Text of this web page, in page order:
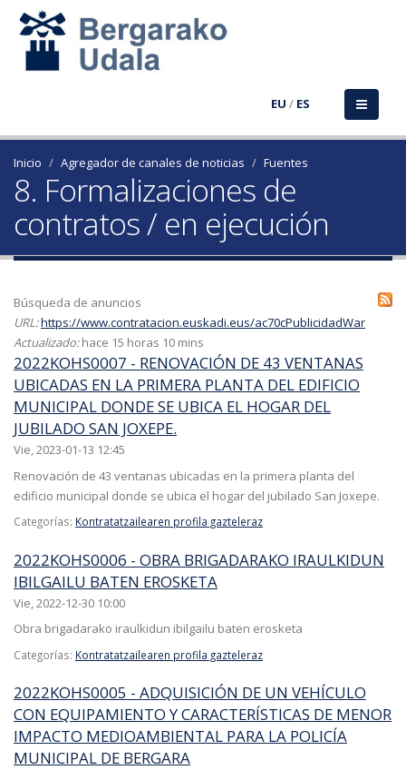
EU / ES
Inicio Agregador de canales de noticias Fuentes
8. Formalizaciones de
contratos / en ejecución
Búsqueda de anuncios
URL:https://www.contratacion.euskadi.eus/ac70cPublicidadWar
Actualizado:hace 15 horas 10 mins
2022KOHS0007 - RENOVACIÓN DE 43 VENTANAS
UBICADAS EN LA PRIMERA PLANTA DEL EDIFICIO
MUNICIPAL DONDE SE UBICA EL HOGAR DEL
JUBILADO SAN JOXEPE.
Vie, 2023-01-13 12:45
Renovación de 43 ventanas ubicadas en la primera planta del
edificio municipal donde se ubica el hogar del jubilado San Joxepe.
Categorías: Kontratatzailearen profila gazteleraz
2022KOHS0006 - OBRA BRIGADARAKO IRAULKIDUN
IBILGAILU BATEN EROSKETA
Vie, 2022-12-30 10:00
Obra brigadarako iraulkidun ibilgailu baten erosketa
Categorías: Kontratatzailearen profila gazteleraz
2022KOHS0005 - ADQUISICIÓN DE UN VEHÍCULO
CON EQUIPAMIENTO Y CARACTERÍSTICAS DE MENOR
IMPACTO MEDIOAMBIENTAL PARA LA POLICÍA
MUNICIPAL DE BERGARA